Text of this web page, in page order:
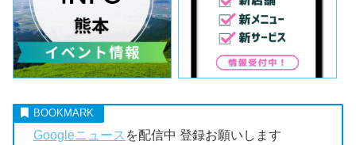
Googleニュース を配信中 登録お願いします